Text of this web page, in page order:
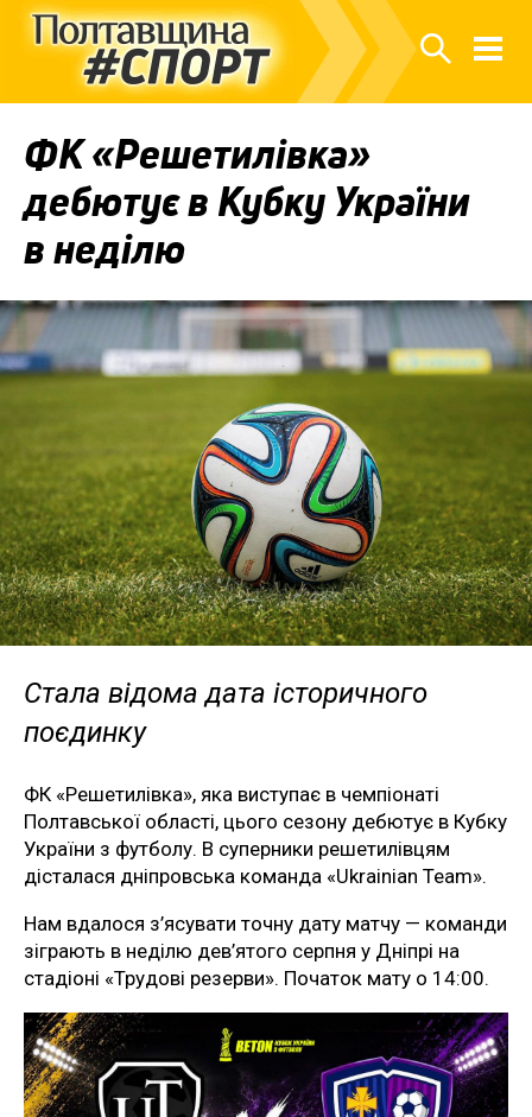
ФК «Решетилівка»
дебютує в Кубку України
в неділю
Стала відома дата історичного
поєдинку
ФК «Решетилівка», яка виступає в чемпіонаті
Полтавської області, цього сезону дебютує в Кубку
України з футболу. В суперники решетилівцям
дісталася дніпровська команда «Ukrainian Team».
Нам вдалося з’ясувати точну дату матчу — команди
зіграють в неділю дев’ятого серпня у Дніпрі на
стадіоні «Трудові резерви». Початок мату о 14:00.